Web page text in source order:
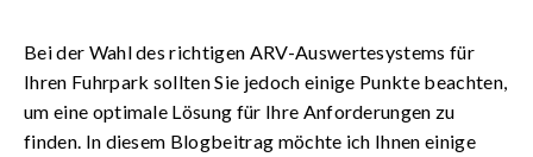
Bei der Wahl des richtigen ARV-Auswertesystems für
Ihren Fuhrpark sollten Sie jedoch einige Punkte beachten,
um eine optimale Lösung für Ihre Anforderungen zu
finden. In diesem Blogbeitrag möchte ich Ihnen einige